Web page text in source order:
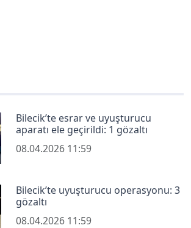
Bilecik’te esrar ve uyuşturucu
aparatı ele geçirildi: 1 gözaltı
08.04.2026 11:59
Bilecik’te uyuşturucu operasyonu: 3
gözaltı
08.04.2026 11:59